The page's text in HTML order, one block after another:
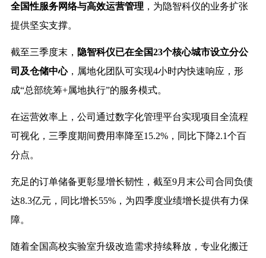
全国性服务网络与高效运营管理 ，为隐智科仪的业务扩张
提供坚实支撑。
截至三季度末， 隐智科仪已在全国23个核心城市设立分公
司及仓储中心，属地化团队可实现4小时内快速响应，形
成“总部统筹+属地执行”的服务模式。
在运营效率上，公司通过数字化管理平台实现项目全流程
可视化，三季度期间费用率降至15.2%，同比下降2.1个百
分点。
充足的订单储备更彰显增长韧性，截至9月末公司合同负债
达8.3亿元，同比增长55%，为四季度业绩增长提供有力保
障。
随着全国高校实验室升级改造需求持续释放，专业化搬迁